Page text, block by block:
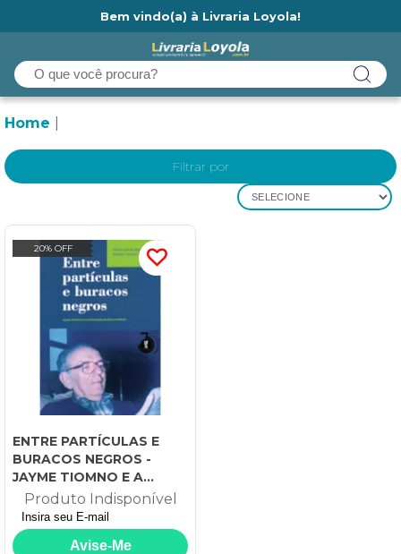
Bem vindo(a) à Livraria Loyola!
Home
Filtrar por
SELECIONE
20% OFF
ENTRE PARTÍCULAS E
BURACOS NEGROS -
JAYME TIOMNO E A
IMPLANTAÇÃO DA FÍSICA
NO BRASIL
Produto Indisponível